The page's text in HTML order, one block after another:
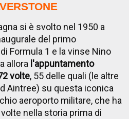
si è svolto nel 1950 a
del primo
Formula 1 e la vinse Nino
allora l'appuntamento
volte, 55 delle quali (le altre
Aintree) su questa iconica
aeroporto militare, che ha
nella storia prima di